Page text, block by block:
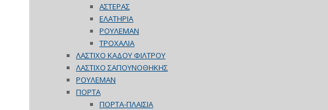
ΑΣΤΕΡΑΣ
ΕΛΑΤΗΡΙΑ
ΡΟΥΛΕΜΑΝ
ΤΡΟΧΑΛΙΑ
ΛΑΣΤΙΧΟ ΚΑΔΟΥ ΦΙΛΤΡΟΥ
ΛΑΣΤΙΧΟ ΣΑΠΟΥΝΟΘΗΚΗΣ
ΡΟΥΛΕΜΑΝ
ΠΟΡΤΑ
ΠΟΡΤΑ-ΠΛΑΙΣΙΑ